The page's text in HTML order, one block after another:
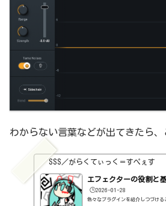
わからない言葉などが出てきたら、
SSS／がらくてぃっく＝すぺぇす
エフェクターの役割と
🕒️2026-01-28
色々なプラグインを紹介しつづけ